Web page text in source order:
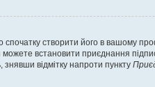
створити його в вашому
встановити приєднання
відмітку напроти пункту